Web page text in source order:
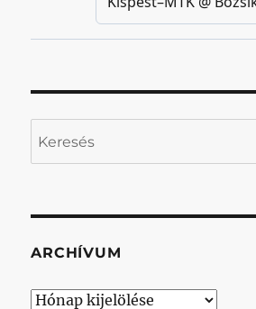
ARCHÍVUM
Archívum